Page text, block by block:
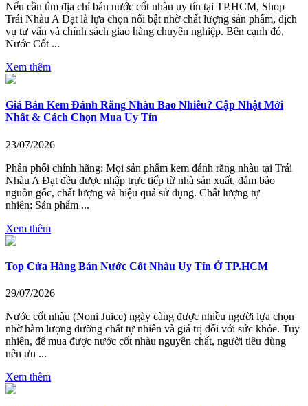
Nếu cần tìm địa chỉ bán nước cốt nhàu uy tín tại TP.HCM, Shop
Trái Nhàu A Đạt là lựa chọn nổi bật nhờ chất lượng sản phẩm, dịch
vụ tư vấn và chính sách giao hàng chuyên nghiệp. Bên cạnh đó,
Nước Cốt ...
Xem thêm
Giá Bán Kem Đánh Răng Nhàu Bao Nhiêu? Cập Nhật Mới
Nhất & Cách Chọn Mua Uy Tín
23/07/2026
Phân phối chính hãng: Mọi sản phẩm kem đánh răng nhàu tại Trái
Nhàu A Đạt đều được nhập trực tiếp từ nhà sản xuất, đảm bảo
nguồn gốc, chất lượng và hiệu quả sử dụng. Chất lượng tự
nhiên: Sản phẩm ...
Xem thêm
Top Cửa Hàng Bán Nước Cốt Nhàu Uy Tín Ở TP.HCM
29/07/2026
Nước cốt nhàu (Noni Juice) ngày càng được nhiều người lựa chọn
nhờ hàm lượng dưỡng chất tự nhiên và giá trị đối với sức khỏe. Tuy
nhiên, để mua được nước cốt nhàu nguyên chất, người tiêu dùng
nên ưu ...
Xem thêm